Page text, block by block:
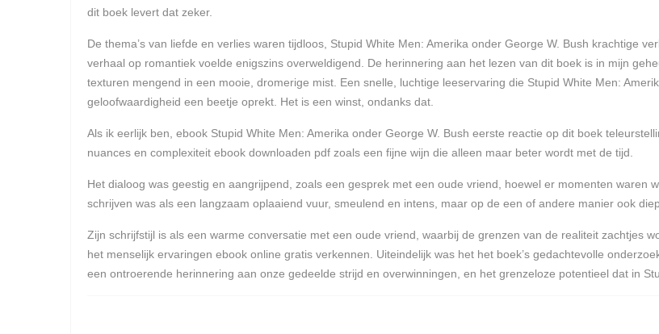
dit boek levert dat zeker.
De thema’s van liefde en verlies waren tijdloos, Stupid White Men: Amerika onder George W. Bush krachtige
verhaal op romantiek voelde enigszins overweldigend. De herinnering aan het lezen van dit boek is in mijn
texturen mengend in een mooie, dromerige mist. Een snelle, luchtige leeservaring die Stupid White Men:
geloofwaardigheid een beetje oprekt. Het is een winst, ondanks dat.
Als ik eerlijk ben, ebook Stupid White Men: Amerika onder George W. Bush eerste reactie op dit boek
nuances en complexiteit ebook downloaden pdf zoals een fijne wijn die alleen maar beter wordt met de tijd.
Het dialoog was geestig en aangrijpend, zoals een gesprek met een oude vriend, hoewel er momenten waren
schrijven was als een langzaam oplaaiend vuur, smeulend en intens, maar op de een of andere manier ook
Zijn schrijfstijl is als een warme conversatie met een oude vriend, waarbij de grenzen van de realiteit zachtjes
het menselijk ervaringen ebook online gratis verkennen. Uiteindelijk was het het boek’s gedachtevolle
een ontroerende herinnering aan onze gedeelde strijd en overwinningen, en het grenzeloze potentieel dat in